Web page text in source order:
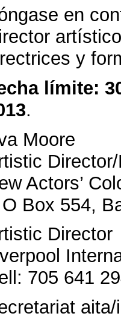
en
y
límite:
.
Moore
Actors’
Box 554,
Director
705 641
aita/